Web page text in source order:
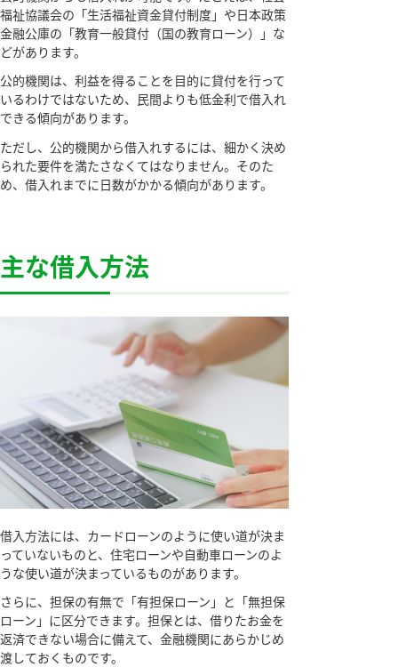
福祉協議会の「生活福祉資金貸付制度」や日本政策
金融公庫の「教育一般貸付（国の教育ローン）」な
どがあります。
公的機関は、利益を得ることを目的に貸付を行って
いるわけではないため、民間よりも低金利で借入れ
できる傾向があります。
ただし、公的機関から借入れするには、細かく決め
られた要件を満たさなくてはなりません。そのた
め、借入れまでに日数がかかる傾向があります。
主な借入方法
借入方法には、カードローンのように使い道が決ま
っていないものと、住宅ローンや自動車ローンのよ
うな使い道が決まっているものがあります。
さらに、担保の有無で「有担保ローン」と「無担保
ローン」に区分できます。担保とは、借りたお金を
返済できない場合に備えて、金融機関にあらかじめ
渡しておくものです。